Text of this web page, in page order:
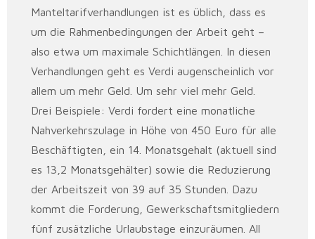
Manteltarifverhandlungen ist es üblich, dass es
um die Rahmenbedingungen der Arbeit geht –
also etwa um maximale Schichtlängen. In diesen
Verhandlungen geht es Verdi augenscheinlich vor
allem um mehr Geld. Um sehr viel mehr Geld.
Drei Beispiele: Verdi fordert eine monatliche
Nahverkehrszulage in Höhe von 450 Euro für alle
Beschäftigten, ein 14. Monatsgehalt (aktuell sind
es 13,2 Monatsgehälter) sowie die Reduzierung
der Arbeitszeit von 39 auf 35 Stunden. Dazu
kommt die Forderung, Gewerkschaftsmitgliedern
fünf zusätzliche Urlaubstage einzuräumen. All